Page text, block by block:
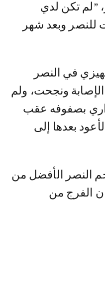
”لم تكن لدي
وبعد شهر
في النصر
ونجحت، ولم
بصفوفه عقب
بعدها إلى
النصر الأفضل من
الفرج من